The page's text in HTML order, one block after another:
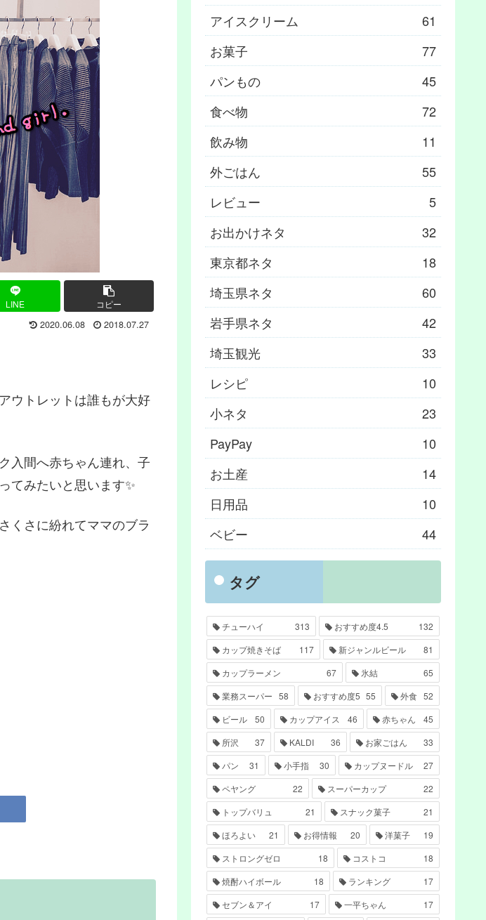
LINE コピー
2020.06.08 2018.07.27
ウトレットは誰もが大好
入間へ赤ちゃん連れ、子
てみたいと思います✨
くさに紛れてママのブラ
アイスクリーム
61
お菓子
77
パンもの
45
食べ物
72
飲み物
11
外ごはん
55
レビュー
5
お出かけネタ
32
東京都ネタ
18
埼玉県ネタ
60
岩手県ネタ
42
埼玉観光
33
レシピ
10
小ネタ
23
PayPay
10
お土産
14
日用品
10
ベビー
44
タグ
チューハイ 313 おすすめ度4.5
132
カップ焼きそば
117 新ジャンルビール
81
カップラーメン
67 氷結
65
業務スーパー 58 おすすめ度5 55 外食 52
ビール
50 カップアイス 46 赤ちゃん
45
所沢
37 KALDI 36 お家ごはん
33
パン
31 小手指 30 カップヌードル
27
ペヤング
22 スーパーカップ
22
トップバリュ
21 スナック菓子
21
ほろよい
21 お得情報 20 洋菓子
19
ストロングゼロ
18 コストコ
18
焼酎ハイボール
18 ランキング
17
セブン＆アイ
17 一平ちゃん
17